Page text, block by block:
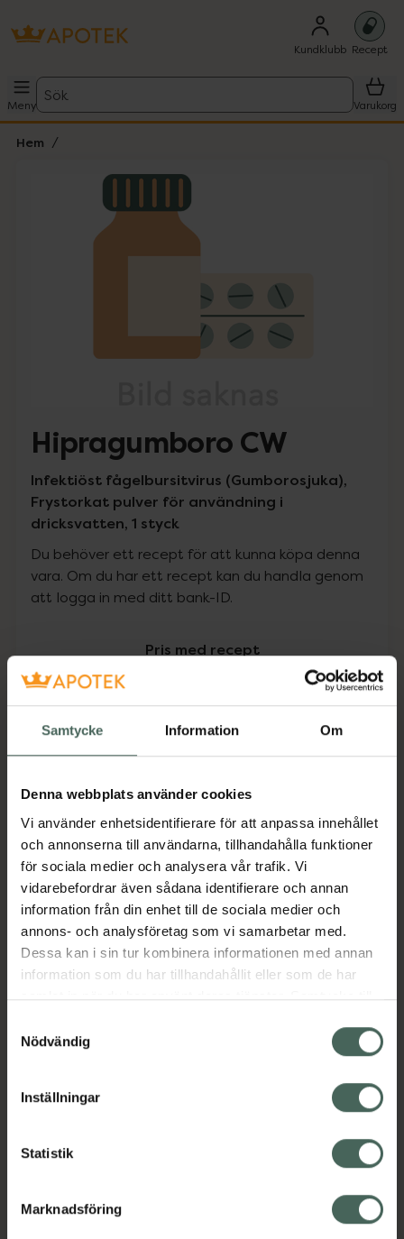
Samtycke Information Om
Denna webbplats använder cookies
Vi använder enhetsidentifierare för att anpassa innehållet
och annonserna till användarna, tillhandahålla funktioner
för sociala medier och analysera vår trafik. Vi
vidarebefordrar även sådana identifierare och annan
information från din enhet till de sociala medier och
annons- och analysföretag som vi samarbetar med.
Dessa kan i sin tur kombinera informationen med annan
information som du har tillhandahållit eller som de har
samlat in när du har använt deras tjänster. Samtycke till
återkalla ditt samtycke via webbplatsens
cookieinställningar. Ett återkallat samtycke påverkar inte
lagligheten av behandling som skett innan återkallelsen.
Nödvändig
Inställningar
Statistik
Marknadsföring
Kundklubb Recept
Meny
Sök
Varukorg
Hem
Lista: . Innehåller 1 objekt.
Hipragumboro CW
Infektiöst fågelbursitvirus (Gumborosjuka),
Frystorkat pulver för användning i
dricksvatten, 1 styck
Du behöver ett recept för att kunna köpa denna
vara. Om du har ett recept kan du handla genom
att logga in med ditt bank-ID.
Pris med recept
Högkostnadsskyddet gäller inte
0 kr
Aktuella erbjudanden
Beskrivning Dölj
syd till Lappland i norr, och online i mobilen och på
hjälpa just dig att må lite bättre. Välkommen att prata
Kundservice